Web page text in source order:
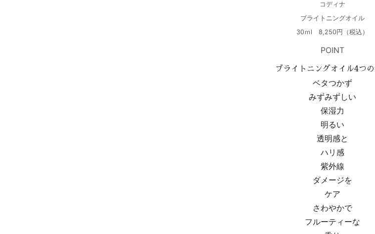
コディナ
ブライトニングオイル
30ｍl 8,250円（税込）
POINT
ブライトニングオイル4つ
ベタつかず
みずみずしい
保湿力
明るい
透明感と
ハリ感
紫外線
ダメージを
ケア
さわやかで
フルーティーな